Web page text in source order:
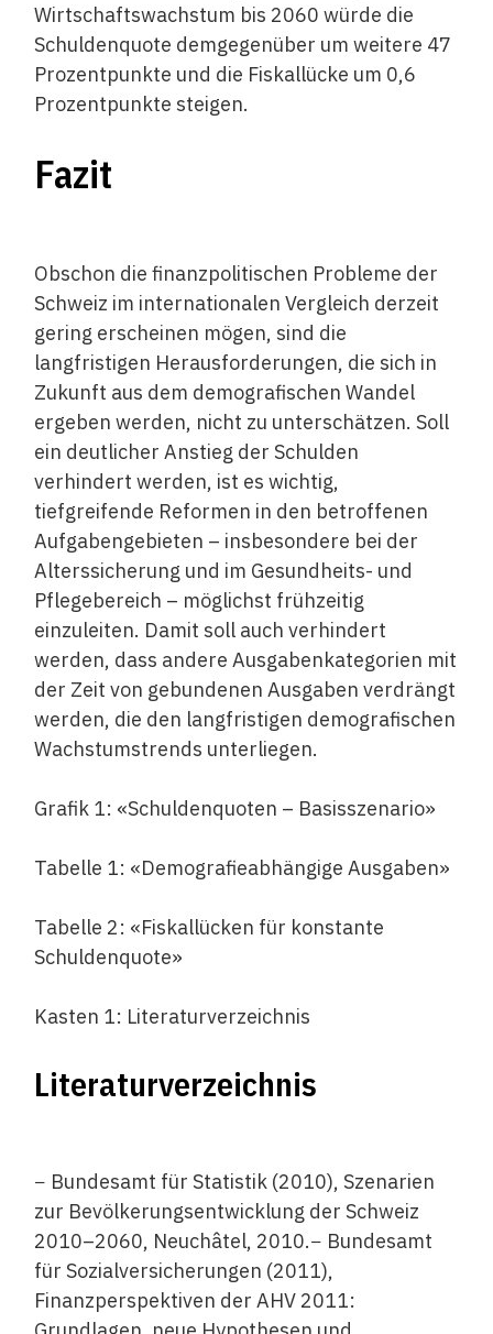
Wirtschaftswachstum bis 2060 würde die
Schuldenquote demgegenüber um weitere 47
Prozentpunkte und die Fiskallücke um 0,6
Prozentpunkte steigen.
Fazit
Obschon die finanzpolitischen Probleme der
Schweiz im internationalen Vergleich derzeit
gering erscheinen mögen, sind die
langfristigen Herausforderungen, die sich in
Zukunft aus dem demografischen Wandel
ergeben werden, nicht zu unterschätzen. Soll
ein deutlicher Anstieg der Schulden
verhindert werden, ist es wichtig,
tiefgreifende Reformen in den betroffenen
Aufgabengebieten – insbesondere bei der
Alterssicherung und im Gesundheits- und
Pflegebereich – möglichst frühzeitig
einzuleiten. Damit soll auch verhindert
werden, dass andere Ausgabenkategorien mit
der Zeit von gebundenen Ausgaben verdrängt
werden, die den langfristigen demografischen
Wachstumstrends unterliegen.
Grafik 1: «Schuldenquoten – Basisszenario»
Tabelle 1: «Demografieabhängige Ausgaben»
Tabelle 2: «Fiskallücken für konstante
Schuldenquote»
Kasten 1: Literaturverzeichnis
Literaturverzeichnis
− Bundesamt für Statistik (2010), Szenarien
zur Bevölkerungsentwicklung der Schweiz
2010–2060, Neuchâtel, 2010.− Bundesamt
für Sozialversicherungen (2011),
Finanzperspektiven der AHV 2011: